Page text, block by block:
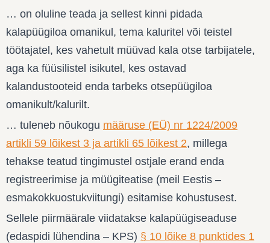
… on oluline teada ja sellest kinni pidada
kalapüügiloa omanikul, tema kaluritel või teistel
töötajatel, kes vahetult müüvad kala otse tarbijatele,
aga ka füüsilistel isikutel, kes ostavad
kalandustooteid enda tarbeks otsepüügiloa
omanikult/kalurilt.
… tuleneb nõukogu määruse (EÜ) nr 1224/2009
artikli 59 lõikest 3 ja artikli 65 lõikest 2, millega
tehakse teatud tingimustel ostjale erand enda
registreerimise ja müügiteatise (meil Eestis –
esmakokkuostukviitungi) esitamise kohustusest.
Sellele piirmäärale viidatakse kalapüügiseaduse
(edaspidi lühendina – KPS) § 10 lõike 8 punktides 1